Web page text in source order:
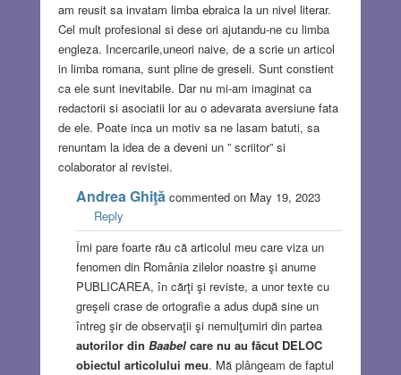
am reusit sa invatam limba ebraica la un nivel literar.
Cel mult profesional si dese ori ajutandu-ne cu limba
engleza. Incercarile,uneori naive, de a scrie un articol
in limba romana, sunt pline de greseli. Sunt constient
ca ele sunt inevitabile. Dar nu mi-am imaginat ca
redactorii si asociatii lor au o adevarata aversiune fata
de ele. Poate inca un motiv sa ne lasam batuti, sa
renuntam la idea de a deveni un ” scriitor” si
colaborator al revistei.
Andrea Ghiţăcommented on May 19, 2023
Reply
Îmi pare foarte rău că articolul meu care viza un
fenomen din România zilelor noastre şi anume
PUBLICAREA, în cărţi şi reviste, a unor texte cu
greşeli crase de ortografie a adus după sine un
întreg şir de observaţii şi nemulţumiri din partea
autorilor din Baabelcare nu au făcut DELOC
obiectul articolului meu. Mă plângeam de faptul